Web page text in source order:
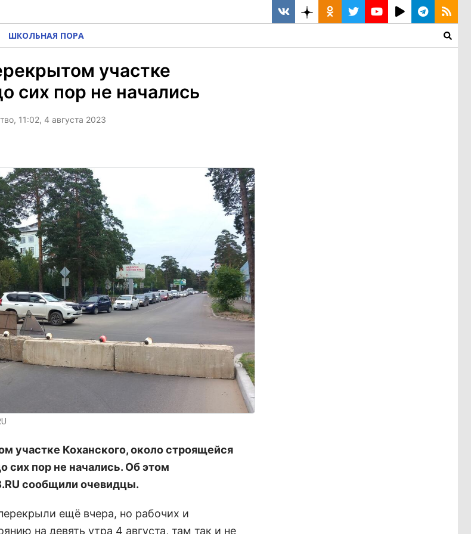
ШКОЛЬНАЯ ПОРА
участке
сих пор не начались
11:02, 4 августа 2023
участке Коханского, около строящейся
сих пор не начались. Об этом
сообщили очевидцы.
ещё вчера, но рабочих и
на девять утра 4 августа, там так и не